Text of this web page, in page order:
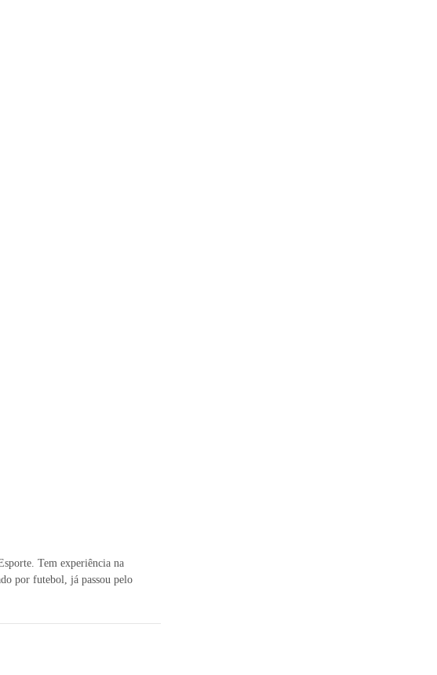
Tem experiência na
por futebol, já passou pelo